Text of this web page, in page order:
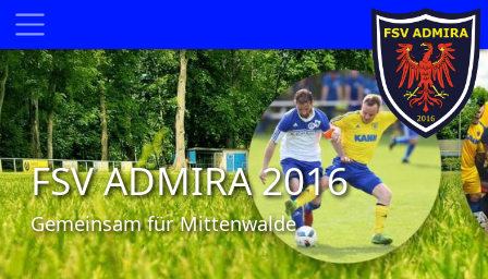
FSV ADMIRA 2016
Gemeinsam für Mittenwalde